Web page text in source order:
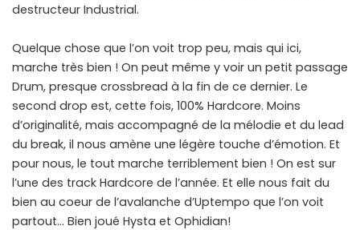
destructeur Industrial.
Quelque chose que l’on voit trop peu, mais qui ici,
marche très bien ! On peut même y voir un petit passage
Drum, presque crossbread à la fin de ce dernier. Le
second drop est, cette fois, 100% Hardcore. Moins
d’originalité, mais accompagné de la mélodie et du lead
du break, il nous amène une légère touche d’émotion. Et
pour nous, le tout marche terriblement bien ! On est sur
l’une des track Hardcore de l’année. Et elle nous fait du
bien au coeur de l’avalanche d’Uptempo que l’on voit
partout… Bien joué Hysta et Ophidian!